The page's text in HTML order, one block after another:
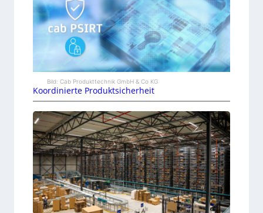
Bild: Cab Produkttechnik GmbH & Co KG
Koordinierte Produktsicherheit